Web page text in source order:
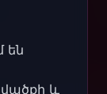
են
և